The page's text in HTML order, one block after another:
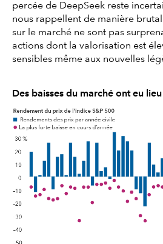
percée de DeepSeek reste
nous rappellent de manière
sur le marché ne sont pas
actions dont la valorisation est
sensibles même aux nouvelles
Des baisses du marché ont eu